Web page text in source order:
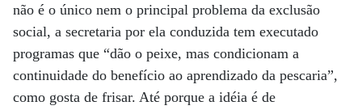
não é o único nem o principal problema da exclusão
social, a secretaria por ela conduzida tem executado
programas que “dão o peixe, mas condicionam a
continuidade do benefício ao aprendizado da pescaria”,
como gosta de frisar. Até porque a idéia é de